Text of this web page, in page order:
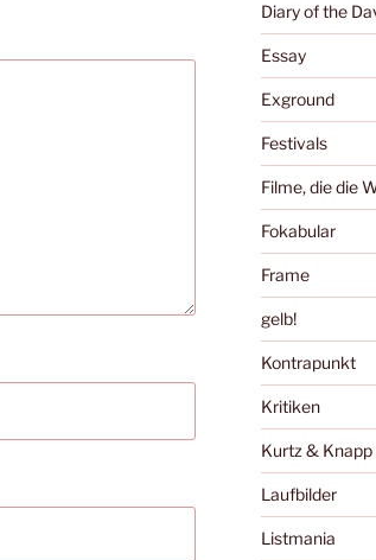
Diary of the
Essay
Exground
Festivals
Filme, die die
Fokabular
Frame
gelb!
Kontrapunkt
Kritiken
Kurtz & Knapp
Laufbilder
Listmania